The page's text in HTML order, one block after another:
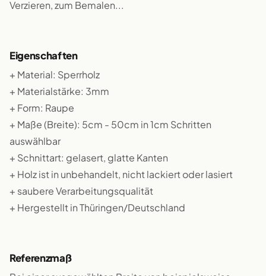
Verzieren, zum Bemalen...
Eigenschaften
+ Material: Sperrholz
+ Materialstärke: 3mm
+ Form: Raupe
+ Maße (Breite): 5cm - 50cm in 1cm Schritten
auswählbar
+ Schnittart: gelasert, glatte Kanten
+ Holz ist in unbehandelt, nicht lackiert oder lasiert
+ saubere Verarbeitungsqualität
+ Hergestellt in Thüringen/Deutschland
Referenzmaß